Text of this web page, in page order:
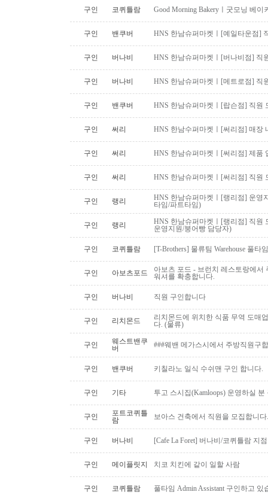
구인 코퀴틀람 Good Morning Bakeryㅣ굿모닝 베
구인 밴쿠버 HNS 한남슈퍼마켓ㅣ[예일타운점]
구인 버나비 HNS 한남슈퍼마켓ㅣ[버나비점] 직
구인 버나비 HNS 한남슈퍼마켓ㅣ[메트로점] 직
구인 밴쿠버 HNS 한남슈퍼마켓ㅣ[랍슨점] 직원
구인 써리 HNS 한남수퍼마켓ㅣ[써리점] 매장
구인 써리 HNS 한남슈퍼마켓ㅣ[써리점] 제품
구인 써리 HNS 한남슈퍼마켓ㅣ[써리점] 직원
구인 랭리
HNS 한남슈퍼마켓ㅣ[랭리점] 운영
타임/파트타임)
구인 랭리
HNS 한남슈퍼마켓ㅣ[랭리점] 직원
운영지원/붕어빵 담당자)
구인 코퀴틀람 [T-Brothers] 물류팀 Warehouse 풀타
구인 아보츠포드
아보츠 포드 - 브런치 레스토랑에서
워셔를 확충합니다.
구인 버나비 직원 구인합니다
구인 리치몬드
리치몬드에 위치한 식품 무역 도매
다. (물류)
구인
웨스트밴쿠
버
###웨밴 메가스시에서 주방직원구
구인 밴쿠버 키칠라노 일식 수쉬맨 구인 합니다.
구인 기타 투고 스시집(Kamloops) 운영하실
구인
포트코퀴틀
람
보아스 건축에서 직원을 모집합니다.
구인 버나비 [Cafe La Foret] 버나비/코퀴틀람 지
구인 메이플릿지 치코 치킨에 같이 일할 사람
구인 코퀴틀람 풀타임 Admin Assistant 구인하고 있